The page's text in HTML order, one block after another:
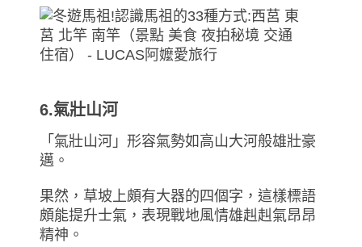
6.氣壯山河
「氣壯山河」形容氣勢如高山大河般雄壯豪
邁。
果然，草坡上頗有大器的四個字，這樣標語
頗能提升士氣，表現戰地風情雄赳赳氣昂昂
精神。